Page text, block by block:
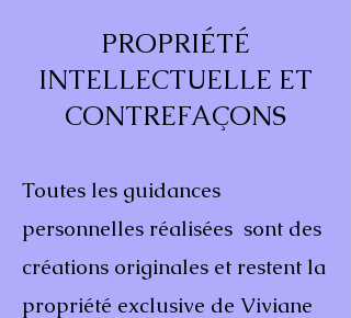
PROPRIÉTÉ
INTELLECTUELLE ET
CONTREFAÇONS
Toutes les guidances
personnelles réalisées sont des
créations originales et restent la
propriété exclusive de Viviane